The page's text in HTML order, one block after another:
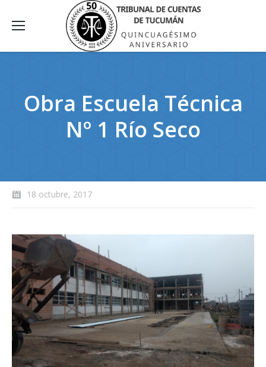
Obra Escuela Técnica
Nº 1 Río Seco
18 octubre, 2017